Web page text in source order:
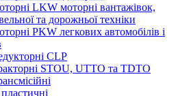
LKW моторні вантажівок,
та дорожньої техніки
PKW легкових автомобілів і
CLP
STOU, UTTO та TDTO